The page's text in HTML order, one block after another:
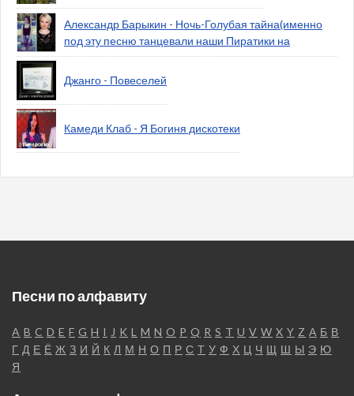
Александр Барыкин - Ночь-Голубая тайна(именно
под эту песню танцевали наши Пиратики на
Джанго - Повеселей
Камеди Клаб - Я Богиня дискотеки
Песни по алфавиту
A B C D E F G H I J K L M N O P Q R S T U V W X Y Z А Б В
Г Д Е Ё Ж З И Й К Л М Н О П Р С Т У Ф Х Ц Ч Щ Ш Ы Э Ю
Я